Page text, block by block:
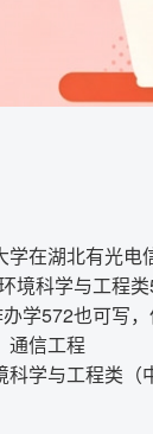
在湖北有光电
境科学与工程
学572也可写，
通信工程
学与工程类（